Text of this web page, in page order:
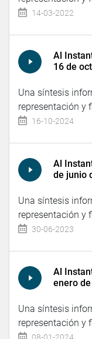
14-03-2022
Al
16 de
Una síntesis
representación y
16-10-2024
Al
de junio
Una síntesis
representación y
30-06-2023
Al
enero
Una síntesis
representación y